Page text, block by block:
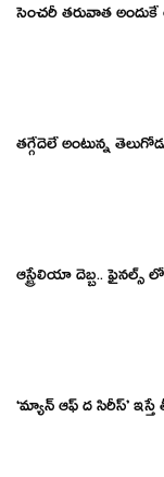
సెంచరీ తరువాత అందుకే
తగ్గేదెలే అంటున్న
ఆస్ట్రేలియా దెబ్బ..
‘మ్యాన్ ఆఫ్ ద సిరీస్’ ఇస్తే